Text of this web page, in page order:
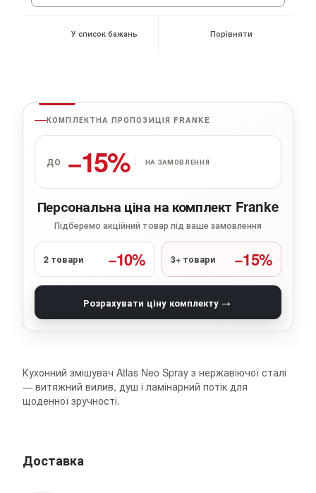
У список бажань Порівняти
КОМПЛЕКТНА ПРОПОЗИЦІЯ FRANKE
ДО −15% НА ЗАМОВЛЕННЯ
Персональна ціна на комплект Franke
Підберемо акційний товар під ваше замовлення
2 товари −10% 3+ товари −15%
Розрахувати ціну комплекту →
Кухонний змішувач Atlas Neo Spray з нержавіючої сталі
— витяжний вилив, душ і ламінарний потік для
щоденної зручності.
Доставка